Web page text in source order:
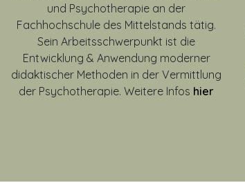
und Psychotherapie an der
Fachhochschule des Mittelstands tätig.
Sein Arbeitsschwerpunkt ist die
Entwicklung & Anwendung moderner
didaktischer Methoden in der Vermittlung
der Psychotherapie. Weitere Infos hier